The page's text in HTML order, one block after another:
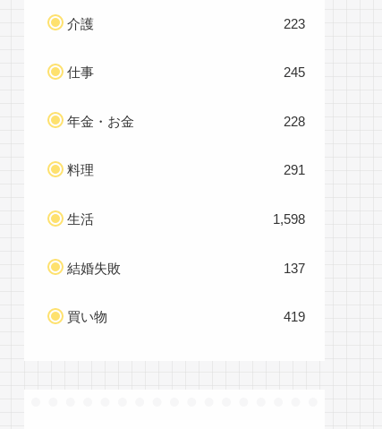
介護 223
仕事 245
年金・お金 228
料理 291
生活 1,598
結婚失敗 137
買い物 419